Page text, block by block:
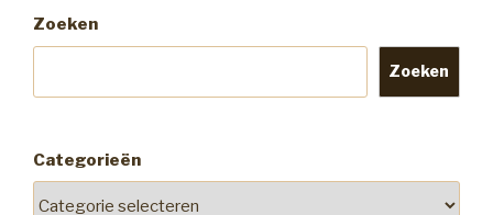
Zoeken
Zoeken
Categorieën